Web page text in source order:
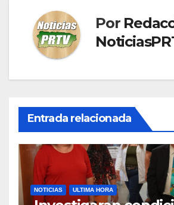
Por
Entrada relacionada
NOTICIAS ULTIMA HORA